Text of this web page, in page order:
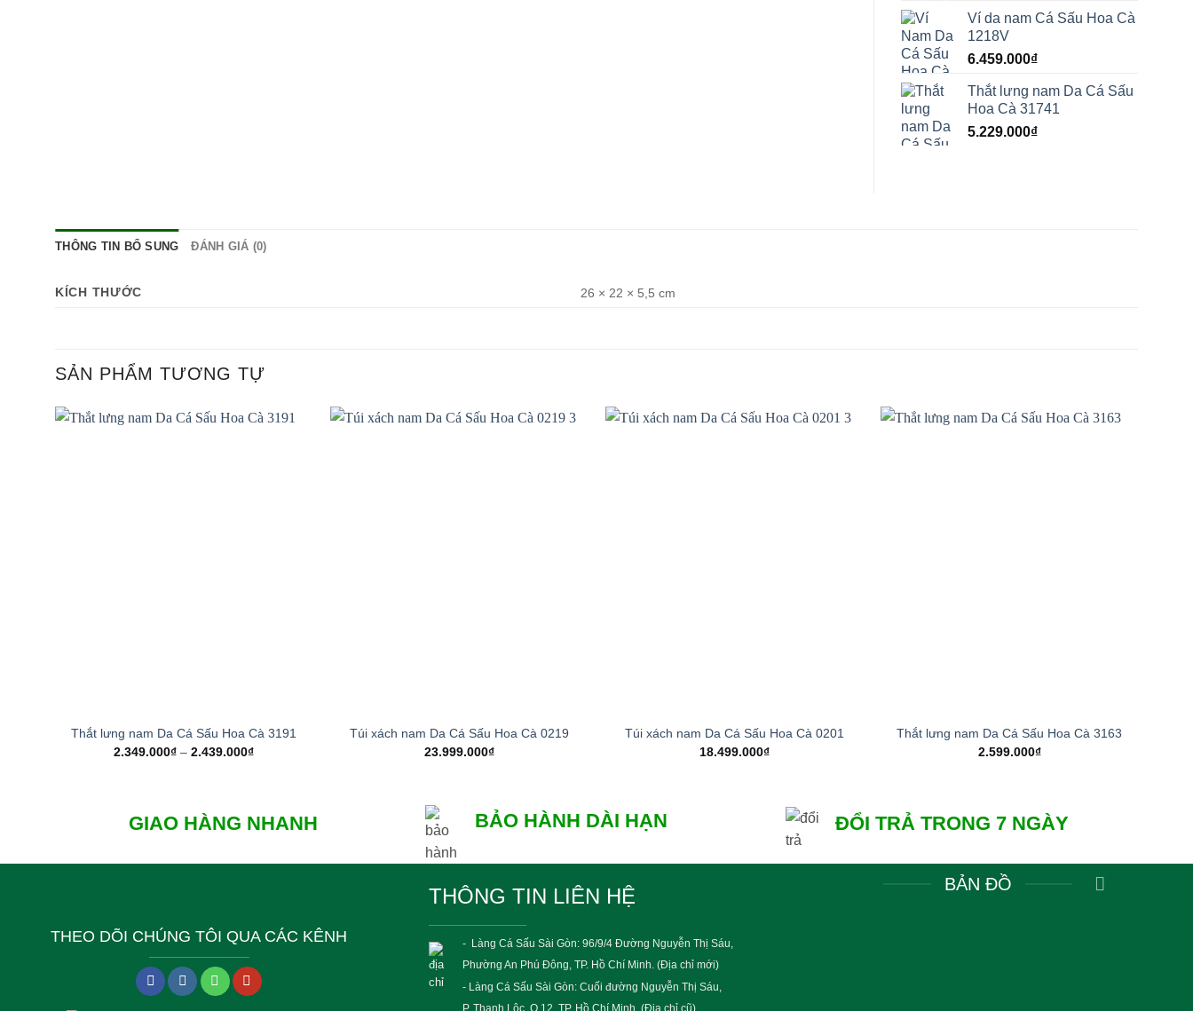
Ví da nam Cá Sấu Hoa Cà
1218V
6.459.000₫
Thắt lưng nam Da Cá Sấu
Hoa Cà 31741
5.229.000₫
THÔNG TIN BỔ SUNG ĐÁNH GIÁ (0)
KÍCH THƯỚC 26 × 22 × 5,5 cm
SẢN PHẨM TƯƠNG TỰ
Thắt lưng nam Da Cá Sấu Hoa Cà 3191
2.349.000₫ – 2.439.000₫
Túi xách nam Da Cá Sấu Hoa Cà 0219
23.999.000₫
Túi xách nam Da Cá Sấu Hoa Cà 0201
18.499.000₫
Thắt lưng nam Da Cá Sấu Hoa Cà 3163
2.599.000₫
GIAO HÀNG NHANH BẢO HÀNH DÀI HẠN ĐỔI TRẢ TRONG 7 NGÀY
THEO DÕI CHÚNG TÔI QUA CÁC KÊNH
THÔNG TIN LIÊN HỆ
- Làng Cá Sấu Sài Gòn: 96/9/4 Đường Nguyễn Thị Sáu,
Phường An Phú Đông, TP. Hồ Chí Minh. (Địa chỉ mới)
- Làng Cá Sấu Sài Gòn: Cuối đường Nguyễn Thị Sáu,
BẢN ĐỒ